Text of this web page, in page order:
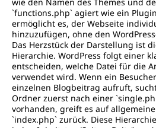
`functions.php` agiert wie ein
ermöglicht es, der Webseite
hinzuzufügen, ohne den
Das Herzstück der Darstellung ist
Hierarchie. WordPress folgt einer
entscheiden, welche Datei für die
verwendet wird. Wenn ein
einzelnen Blogbeitrag aufruft,
Ordner zuerst nach einer
vorhanden, greift es auf
`index.php` zurück. Diese